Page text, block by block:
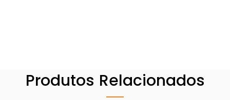
Produtos Relacionados